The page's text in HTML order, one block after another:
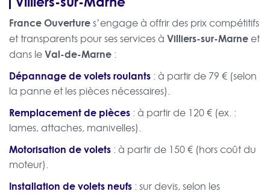
France Ouvertures’engage à offrir des prix compétitifs
et transparents pour ses services à Villiers-sur-Marne et
dans leVal-de-Marne :
Dépannage de volets roulants : à partir de 79 € (selon
la panne et les pièces nécessaires).
Remplacement de pièces : à partir de 120 € (ex. :
lames, attaches, manivelles).
Motorisation de volets : à partir de 150 € (hors coût du
moteur).
Installation de volets neufs : sur devis, selon les